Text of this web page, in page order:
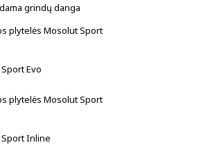
grindų danga
plytelės Mosolut Sport
Evo
plytelės Mosolut Sport
Inline